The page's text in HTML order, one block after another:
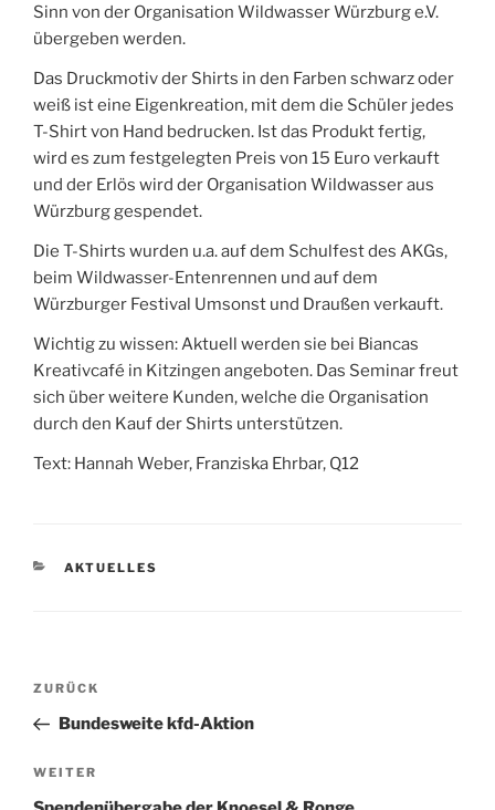
Sinn von der Organisation Wildwasser Würzburg e.V.
übergeben werden.
Das Druckmotiv der Shirts in den Farben schwarz oder
weiß ist eine Eigenkreation, mit dem die Schüler jedes
T-Shirt von Hand bedrucken. Ist das Produkt fertig,
wird es zum festgelegten Preis von 15 Euro verkauft
und der Erlös wird der Organisation Wildwasser aus
Würzburg gespendet.
Die T-Shirts wurden u.a. auf dem Schulfest des AKGs,
beim Wildwasser-Entenrennen und auf dem
Würzburger Festival Umsonst und Draußen verkauft.
Wichtig zu wissen: Aktuell werden sie bei Biancas
Kreativcafé in Kitzingen angeboten. Das Seminar freut
sich über weitere Kunden, welche die Organisation
durch den Kauf der Shirts unterstützen.
Text: Hannah Weber, Franziska Ehrbar, Q12
KATEGORIEN
AKTUELLES
Beitragsnavigation
Vorheriger
Beitrag
ZURÜCK
Bundesweite kfd-Aktion
Nächster
Beitrag
WEITER